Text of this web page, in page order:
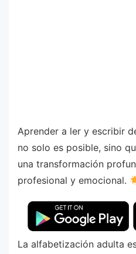
Aprender a ler y escribir
no solo es posible, sino
una transformación
profesional y emocional.
La alfabetización adulta